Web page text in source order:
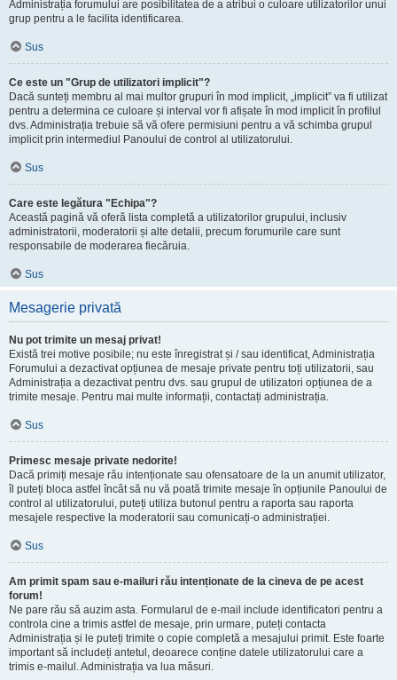
Administrația forumului are posibilitatea de a atribui o culoare utilizatorilor unui
grup pentru a le facilita identificarea.
Sus
Ce este un "Grup de utilizatori implicit"?
Dacă sunteți membru al mai multor grupuri în mod implicit, „implicit” va fi utilizat
pentru a determina ce culoare și interval vor fi afișate în mod implicit în profilul
dvs. Administrația trebuie să vă ofere permisiuni pentru a vă schimba grupul
implicit prin intermediul Panoului de control al utilizatorului.
Sus
Care este legătura "Echipa"?
Această pagină vă oferă lista completă a utilizatorilor grupului, inclusiv
administratorii, moderatorii și alte detalii, precum forumurile care sunt
responsabile de moderarea fiecăruia.
Sus
Mesagerie privată
Nu pot trimite un mesaj privat!
Există trei motive posibile; nu este înregistrat și / sau identificat, Administrația
Forumului a dezactivat opțiunea de mesaje private pentru toți utilizatorii, sau
Administrația a dezactivat pentru dvs. sau grupul de utilizatori opțiunea de a
trimite mesaje. Pentru mai multe informații, contactați administrația.
Sus
Primesc mesaje private nedorite!
Dacă primiți mesaje rău intenționate sau ofensatoare de la un anumit utilizator,
îl puteți bloca astfel încât să nu vă poată trimite mesaje în opțiunile Panoului de
control al utilizatorului, puteți utiliza butonul pentru a raporta sau raporta
mesajele respective la moderatorii sau comunicați-o administrației.
Sus
Am primit spam sau e-mailuri rău intenționate de la cineva de pe acest
forum!
Ne pare rău să auzim asta. Formularul de e-mail include identificatori pentru a
controla cine a trimis astfel de mesaje, prin urmare, puteți contacta
Administrația și le puteți trimite o copie completă a mesajului primit. Este foarte
important să includeți antetul, deoarece conține datele utilizatorului care a
trimis e-mailul. Administrația va lua măsuri.